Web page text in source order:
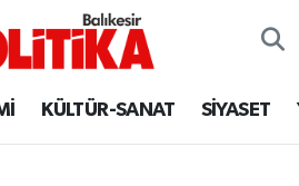
KÜLTÜR-SANAT SİYASET